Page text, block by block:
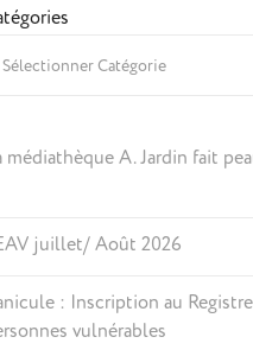
médiathèque A. Jardin fait
juillet/ Août 2026
: Inscription au
vulnérables